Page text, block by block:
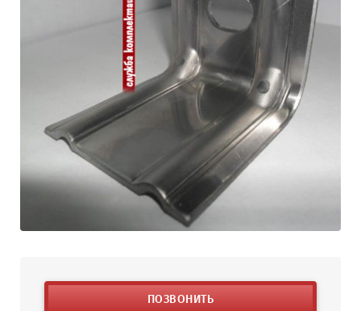
ПОЗВОНИТЬ